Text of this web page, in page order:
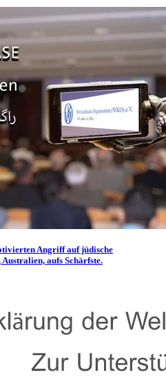
Angriff auf jüdische
aufs Schärfste.